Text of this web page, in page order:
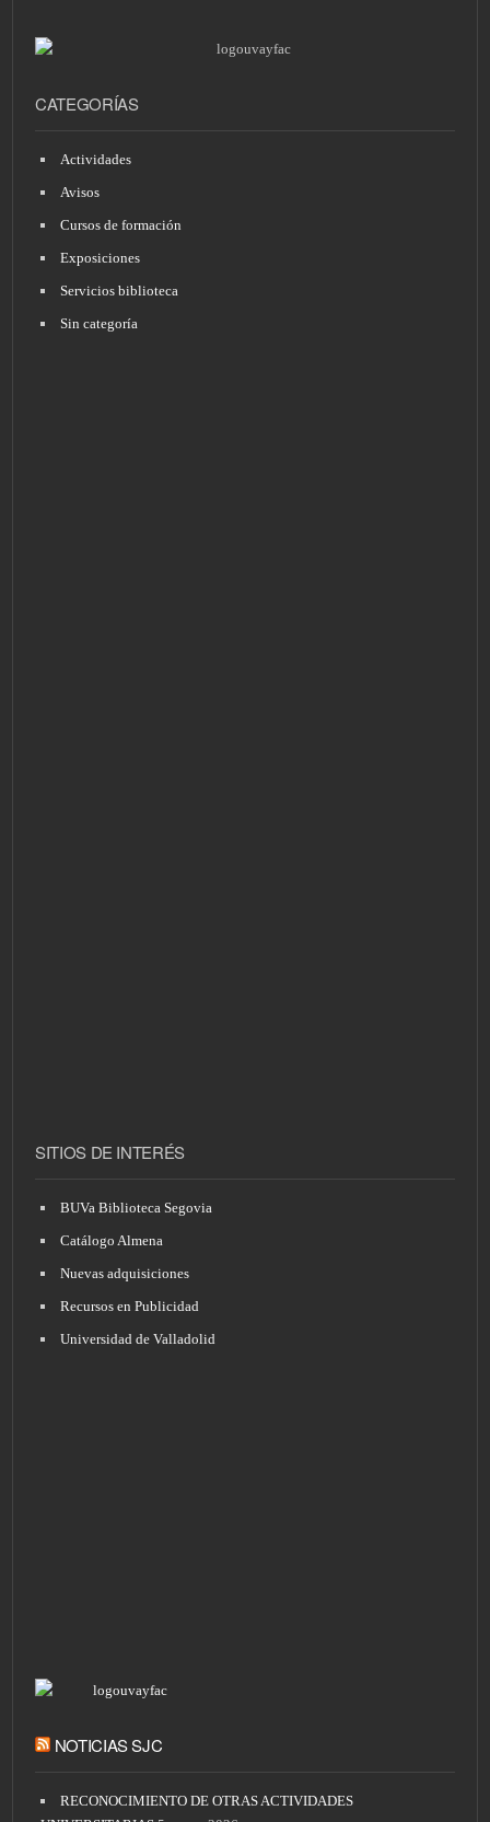
CATEGORÍAS
Actividades
Avisos
Cursos de formación
Exposiciones
Servicios biblioteca
Sin categoría
SITIOS DE INTERÉS
BUVa Biblioteca Segovia
Catálogo Almena
Nuevas adquisiciones
Recursos en Publicidad
Universidad de Valladolid
NOTICIAS SJC
RECONOCIMIENTO DE OTRAS ACTIVIDADES